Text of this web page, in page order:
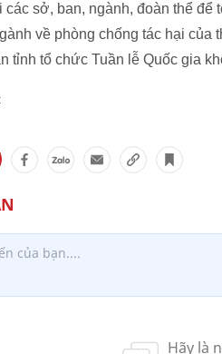
sở, ban, ngành, đoàn thể
về phòng chống tác hại của
tỉnh tổ chức Tuần lễ Quốc gia